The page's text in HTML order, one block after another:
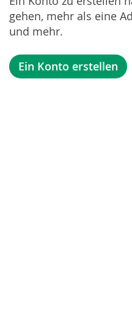
gehen, mehr als eine
und mehr.
Ein Konto erstellen